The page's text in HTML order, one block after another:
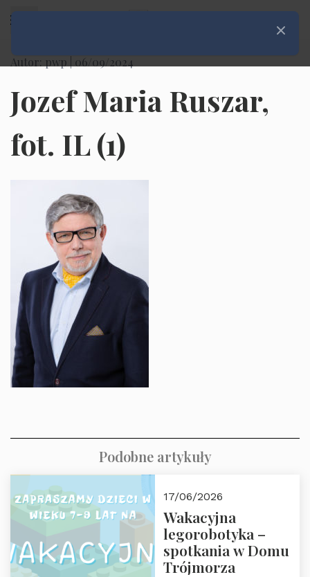
Autor: pwp | 06/09/2024
Jozef Maria Ruszar,
fot. IL (1)
Podobne artykuły
17/06/2026
Wakacyjna
legorobotyka –
spotkania w Domu
Trójmorza
Zamknij